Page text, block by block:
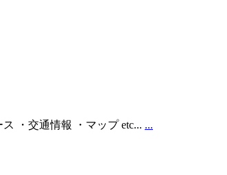
・交通情報 ・マップ etc... ...